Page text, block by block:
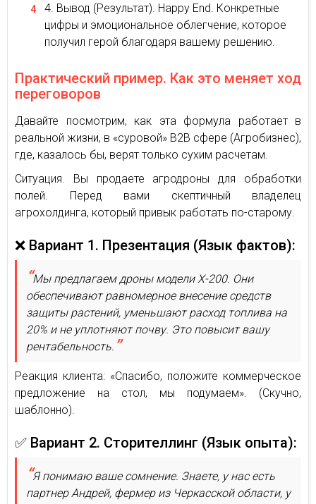
Вывод (Результат). Happy End. Конкретные
цифры и эмоциональное облегчение, которое
получил герой благодаря вашему решению.
Практический пример. Как это меняет ход
переговоров
Давайте посмотрим, как эта формула работает в
реальной жизни, в «суровой» B2B сфере (Агробизнес),
где, казалось бы, верят только сухим расчетам.
Ситуация. Вы продаете агродроны для обработки
полей. Перед вами скептичный владелец
агрохолдинга, который привык работать по-старому.
❌ Вариант 1. Презентация (Язык фактов):
Мы предлагаем дроны модели X-200. Они
обеспечивают равномерное внесение средств
защиты растений, уменьшают расход топлива на
20% и не уплотняют почву. Это повысит вашу
рентабельность.
Реакция клиента: «Спасибо, положите коммерческое
предложение на стол, мы подумаем». (Скучно,
шаблонно).
✅ Вариант 2. Сторителлинг (Язык опыта):
Я понимаю ваше сомнение. Знаете, у нас есть
партнер Андрей, фермер из Черкасской области, у